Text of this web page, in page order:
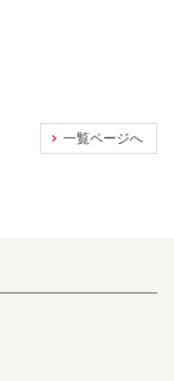
一覧ページへ